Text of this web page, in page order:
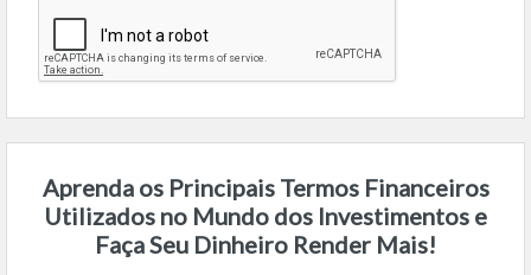
Aprenda os Principais Termos Financeiros
Utilizados no Mundo dos Investimentos e
Faça Seu Dinheiro Render Mais!